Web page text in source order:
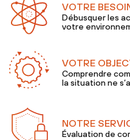
VOTRE
Débusquer les
votre
VOTRE
Comprendre
la situation ne
NOTRE
Évaluation de